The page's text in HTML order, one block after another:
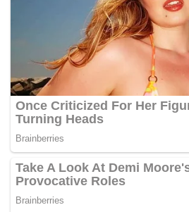
Justeru ini satu ancaman bagi
DAP ialah: Apa lagi kebaikan yang
Islam sekiranya PAS dan UMNO
Ini realiti yang membuatkan Lim
Eng mula meroyan dan sawan.
berdarah daging dalam DAP. Jadi,
bermain dengan kenyataan-
melaksanakan Enekmen Hudud.
Ini api ketakutan yang perlu